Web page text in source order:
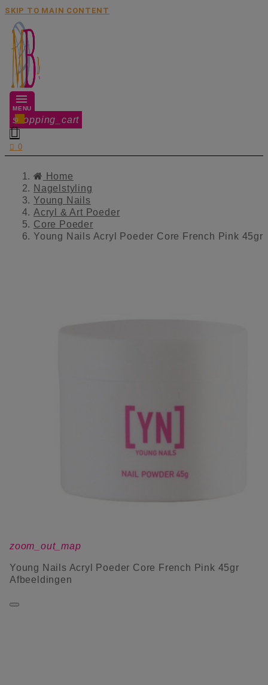
SKIP TO MAIN CONTENT
MENU
shopping_cart
0

 0
Home
Nagelstyling
Young Nails
Acryl & Art Poeder
Core Poeder
Young Nails Acryl Poeder Core French Pink 45gr
zoom_out_map
Young Nails Acryl Poeder Core French Pink 45gr
Afbeeldingen